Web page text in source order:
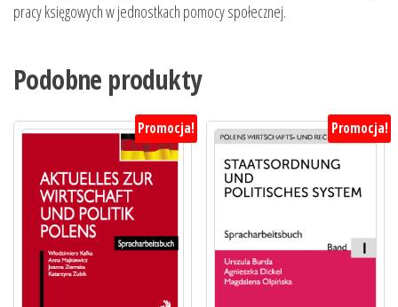
pracy księgowych w jednostkach pomocy społecznej.
Podobne produkty
Promocja! Promocja!